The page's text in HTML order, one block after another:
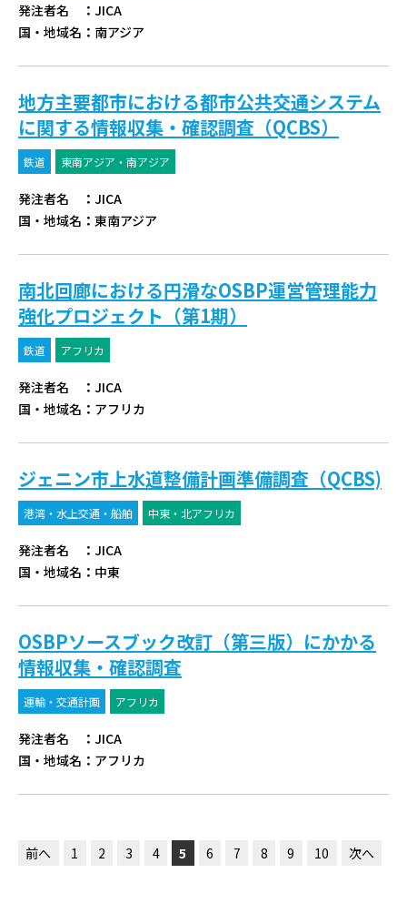
発注者名 ： JICA
国・地域名 ： 南アジア
地方主要都市における都市公共交通システム
に関する情報収集・確認調査（QCBS）
鉄道 東南アジア・南アジア
発注者名 ： JICA
国・地域名 ： 東南アジア
南北回廊における円滑なOSBP運営管理能力
強化プロジェクト（第1期）
鉄道 アフリカ
発注者名 ： JICA
国・地域名 ： アフリカ
ジェニン市上水道整備計画準備調査（QCBS)
港湾・水上交通・船舶 中東・北アフリカ
発注者名 ： JICA
国・地域名 ： 中東
OSBPソースブック改訂（第三版）にかかる
情報収集・確認調査
運輸・交通計画 アフリカ
発注者名 ： JICA
国・地域名 ： アフリカ
前へ 1 2 3 4 5 6 7 8 9 10 次へ